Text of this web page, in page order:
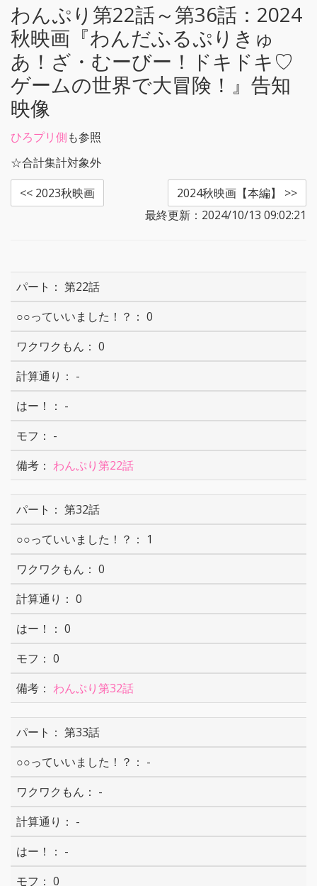
わんぷり第22話～第36話： 2024
秋映画『わんだふるぷりきゅ
あ！ざ・むーびー！ドキドキ♡
ゲームの世界で大冒険！』告知
映像
ひろプリ側も参照
☆合計集計対象外
<< 2023秋映画
2024秋映画【本編】 >>
最終更新：2024/10/13 09:02:21
第22話
0
0
-
-
-
わんぷり第22話
第32話
1
0
0
0
0
わんぷり第32話
第33話
-
-
-
-
0